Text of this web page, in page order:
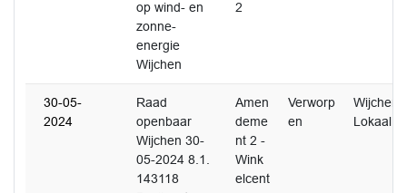
op wind- en
zonne-
energie
Wijchen
2
30-05-
2024
Raad
openbaar
Wijchen 30-
05-2024 8.1.
143118
Amen
deme
nt 2 -
Wink
elcent
Verworp
en
Wijchen
Lokaal